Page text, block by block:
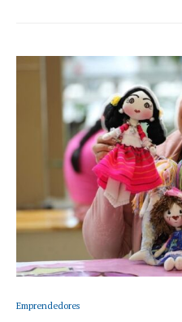
Emprendedores